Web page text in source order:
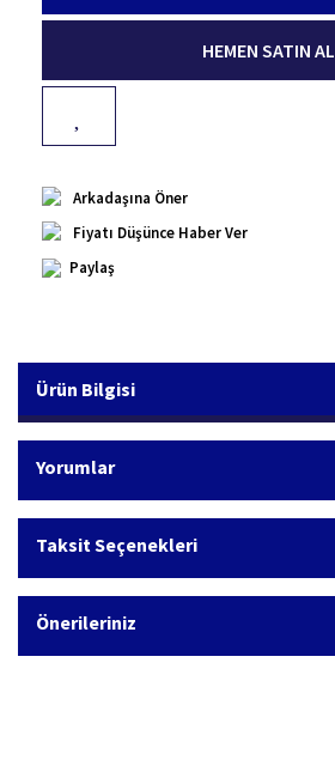
HEMEN SATIN AL
Arkadaşına Öner
Fiyatı Düşünce Haber Ver
Paylaş
Ürün Bilgisi
Yorumlar
Taksit Seçenekleri
Önerileriniz